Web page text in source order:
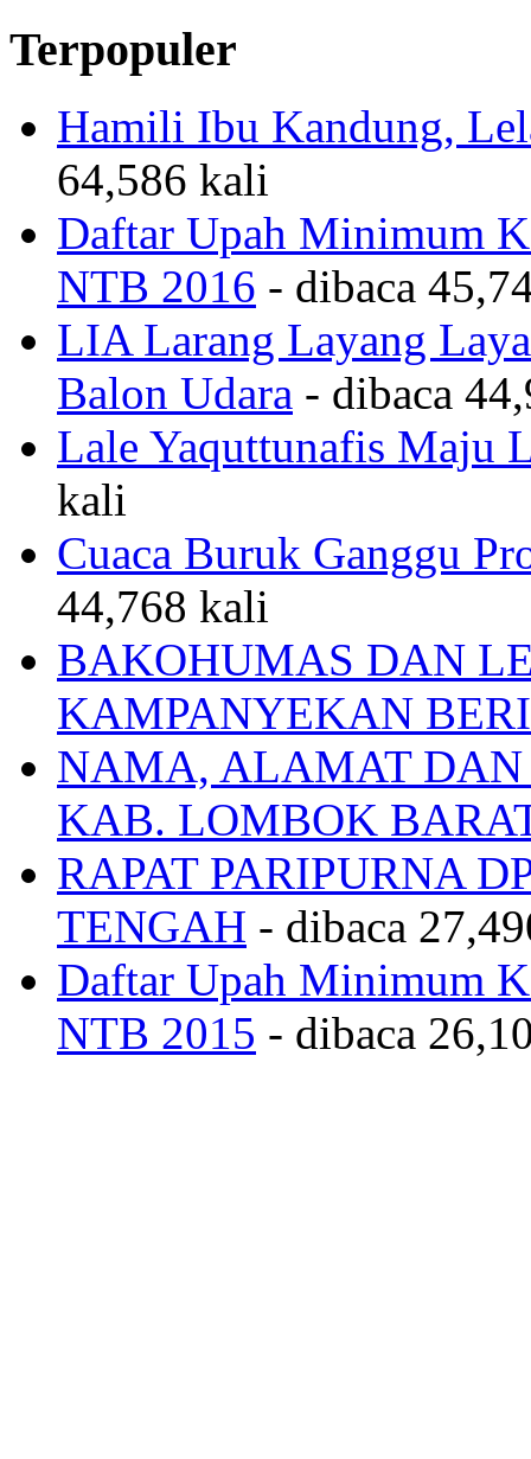
Terpopuler
Hamili Ibu Kandung,
64,586 kali
Daftar Upah Minimum
NTB 2016 - dibaca
LIA Larang Layang
Balon Udara - dibaca
Lale Yaquttunafis Maju
kali
Cuaca Buruk Ganggu
44,768 kali
BAKOHUMAS DAN
KAMPANYEKAN
NAMA, ALAMAT DAN
KAB. LOMBOK
RAPAT PARIPURNA
TENGAH - dibaca
Daftar Upah Minimum
NTB 2015 - dibaca